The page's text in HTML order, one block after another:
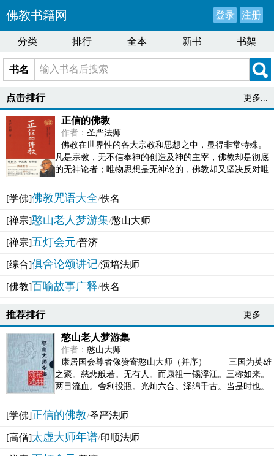
佛教书籍网 登录 注册
分类 排行 全本 新书 书架
书名
点击排行 更多...
正信的佛教
作者： 圣严法师
佛教在世界性的各大宗教和思想之中，显得非常特殊。
凡是宗教，无不信奉神的创造及神的主宰，佛教却是彻底
的无神论者；唯物思想是无神论的，佛教却又坚决反对唯
[学佛]佛教咒语大全/佚名
[禅宗]憨山老人梦游集/憨山大师
[禅宗]五灯会元/普济
[综合]俱舍论颂讲记/演培法师
[佛教]百喻故事广释/佚名
推荐排行 更多...
憨山老人梦游集
作者： 憨山大师
康居国会尊者像赞寄憨山大师（并序） 三国为英雄
之聚。慈悲般若。无有人。而康祖一锡浮江。三称如来。
两目流血。舍利投瓶。光灿六合。泽绵千古。当是时也。
[学佛]正信的佛教/圣严法师
[高僧]太虚大师年谱/印顺法师